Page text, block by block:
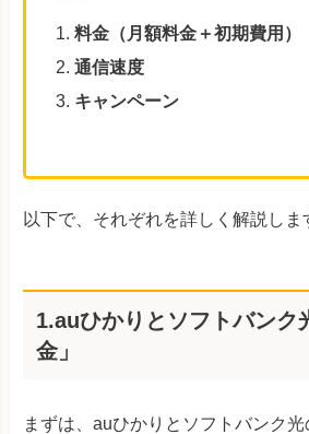
料金（月額料金＋初期費用）
通信速度
キャンペーン
以下で、それぞれを詳しく解説しま
1.auひかりとソフトバン
金」
まずは、auひかりとソフトバンク